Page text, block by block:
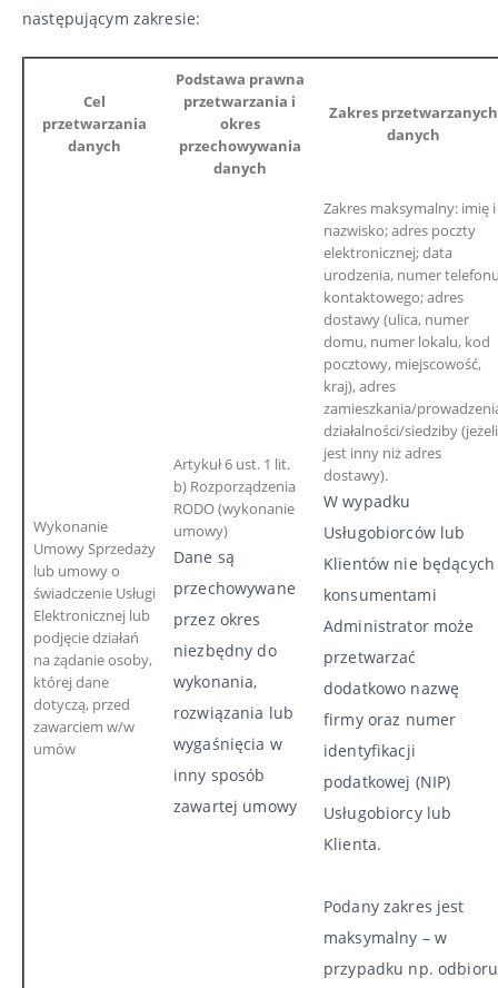
następującym zakresie:
Cel
przetwarzania
danych
Podstawa prawna
przetwarzania i
okres
przechowywania
danych
Zakres przetwarzanych
danych
Wykonanie
Umowy Sprzedaży
lub umowy o
świadczenie Usługi
Elektronicznej lub
podjęcie działań
na żądanie osoby,
której dane
dotyczą, przed
zawarciem w/w
umów
Artykuł 6 ust. 1 lit.
b) Rozporządzenia
RODO (wykonanie
umowy)
Dane są
przechowywane
przez okres
niezbędny do
wykonania,
rozwiązania lub
wygaśnięcia w
inny sposób
zawartej umowy
Zakres maksymalny: imię i
nazwisko; adres poczty
elektronicznej; data
urodzenia, numer
kontaktowego; adres
dostawy (ulica, numer
domu, numer lokalu, kod
pocztowy, miejscowość,
kraj), adres
zamieszkania/
działalności/siedziby (jeżeli
jest inny niż adres
dostawy).
W wypadku
Usługobiorców lub
Klientów nie będących
konsumentami
Administrator może
przetwarzać
dodatkowo nazwę
firmy oraz numer
identyfikacji
podatkowej (NIP)
Usługobiorcy lub
Klienta.
Podany zakres jest
maksymalny – w
przypadku np. odbioru